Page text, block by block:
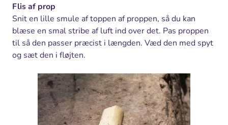
Flis af prop
Snit en lille smule af toppen af proppen, så du kan
blæse en smal stribe af luft ind over det. Pas proppen
til så den passer præcist i længden. Væd den med spyt
og sæt den i fløjten.